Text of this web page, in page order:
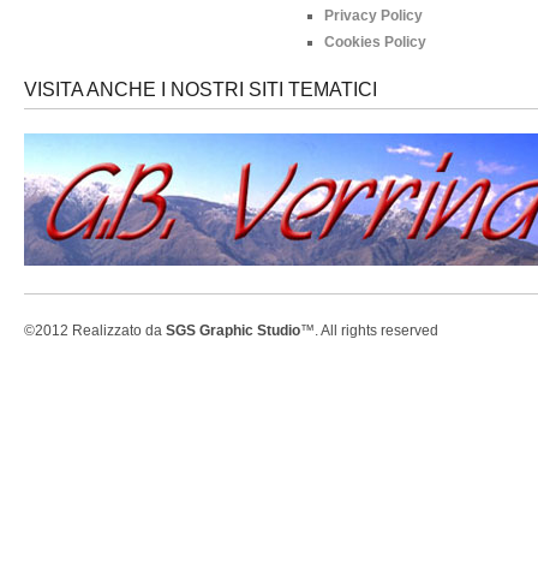
Privacy Policy
Cookies Policy
VISITA ANCHE I NOSTRI SITI TEMATICI
©2012 Realizzato da SGS Graphic Studio™. All rights reserved